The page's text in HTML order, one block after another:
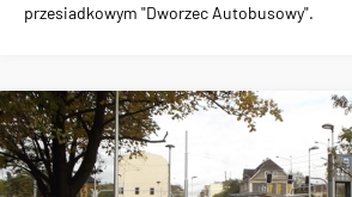
przesiadkowym "Dworzec Autobusowy".